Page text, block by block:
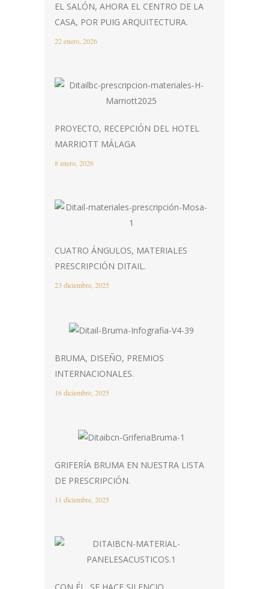
EL SALÓN, AHORA EL CENTRO DE LA
CASA, POR PUIG ARQUITECTURA.
22 enero, 2026
PROYECTO, RECEPCIÓN DEL HOTEL
MARRIOTT MÁLAGA
8 enero, 2026
CUATRO ÁNGULOS, MATERIALES
PRESCRIPCIÓN DITAIL.
23 diciembre, 2025
BRUMA, DISEÑO, PREMIOS
INTERNACIONALES.
16 diciembre, 2025
GRIFERÍA BRUMA EN NUESTRA LISTA
DE PRESCRIPCIÓN.
11 diciembre, 2025